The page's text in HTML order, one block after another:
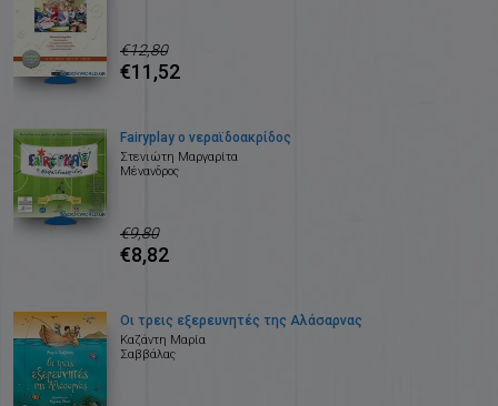
€12,80
€11,52
Fairyplay ο νεραϊδοακρίδος
Στενιώτη Μαργαρίτα
Μένανδρος
€9,80
€8,82
Οι τρεις εξερευνητές της Αλάσαρνας
Καζάντη Μαρία
Σαββάλας